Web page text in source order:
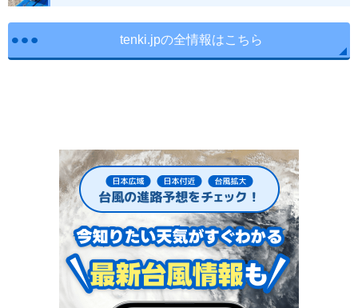
tenki.jpの全情報はこちら